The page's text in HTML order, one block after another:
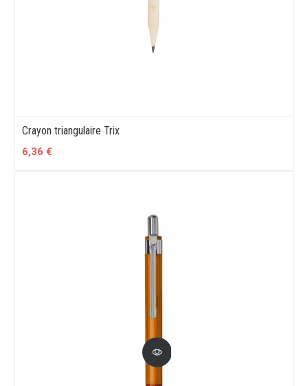
Crayon triangulaire Trix
6,36 €